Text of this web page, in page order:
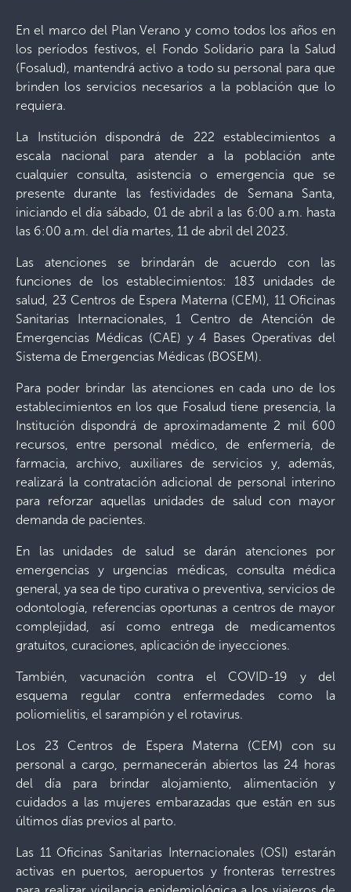
En el marco del Plan Verano y como todos los años en
los períodos festivos, el Fondo Solidario para la Salud
(Fosalud), mantendrá activo a todo su personal para que
brinden los servicios necesarios a la población que lo
requiera.
La Institución dispondrá de 222 establecimientos a
escala nacional para atender a la población ante
cualquier consulta, asistencia o emergencia que se
presente durante las festividades de Semana Santa,
iniciando el día sábado, 01 de abril a las 6:00 a.m. hasta
las 6:00 a.m. del día martes, 11 de abril del 2023.
Las atenciones se brindarán de acuerdo con las
funciones de los establecimientos: 183 unidades de
salud, 23 Centros de Espera Materna (CEM), 11 Oficinas
Sanitarias Internacionales, 1 Centro de Atención de
Emergencias Médicas (CAE) y 4 Bases Operativas del
Sistema de Emergencias Médicas (BOSEM).
Para poder brindar las atenciones en cada uno de los
establecimientos en los que Fosalud tiene presencia, la
Institución dispondrá de aproximadamente 2 mil 600
recursos, entre personal médico, de enfermería, de
farmacia, archivo, auxiliares de servicios y, además,
realizará la contratación adicional de personal interino
para reforzar aquellas unidades de salud con mayor
demanda de pacientes.
En las unidades de salud se darán atenciones por
emergencias y urgencias médicas, consulta médica
general, ya sea de tipo curativa o preventiva, servicios de
odontología, referencias oportunas a centros de mayor
complejidad, así como entrega de medicamentos
gratuitos, curaciones, aplicación de inyecciones.
También, vacunación contra el COVID-19 y del
esquema regular contra enfermedades como la
poliomielitis, el sarampión y el rotavirus.
Los 23 Centros de Espera Materna (CEM) con su
personal a cargo, permanecerán abiertos las 24 horas
del día para brindar alojamiento, alimentación y
cuidados a las mujeres embarazadas que están en sus
últimos días previos al parto.
Las 11 Oficinas Sanitarias Internacionales (OSI) estarán
activas en puertos, aeropuertos y fronteras terrestres